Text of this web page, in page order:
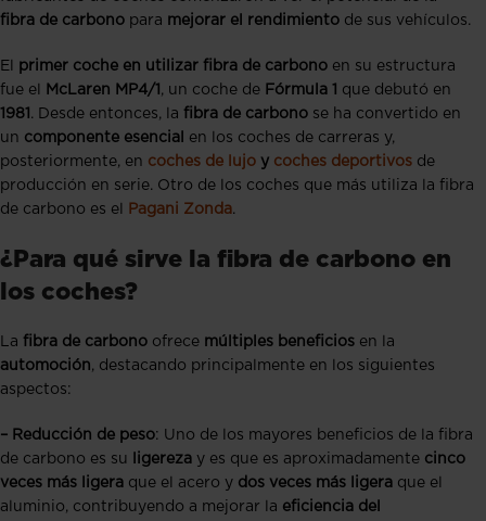
fibra de carbono para mejorar el rendimiento de sus vehículos.
El primer coche en utilizar fibra de carbono en su estructura
fue el
McLaren MP4/1 , un coche de Fórmula 1 que debutó en
1981 . Desde entonces, la fibra de carbono se ha convertido en
un componente esencial
en los coches de carreras y,
posteriormente, en coches de lujo y coches deportivos de
producción en serie. Otro de los coches que más utiliza la fibra
de carbono es el
Pagani Zonda.
¿Para qué sirve la fibra de carbono en
los coches?
La fibra de carbono ofrece múltiples beneficios en la
automoción, destacando principalmente en los siguientes
aspectos:
– Reducción de peso: Uno de los mayores beneficios de la fibra
de carbono es su
ligereza y es que es aproximadamente cinco
veces más ligera que el acero y dos veces más ligera que el
aluminio, contribuyendo a mejorar la eficiencia del